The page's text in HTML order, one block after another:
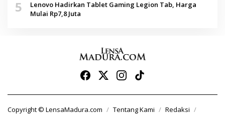
5
Lenovo Hadirkan Tablet Gaming Legion Tab, Harga
Mulai Rp7,8 Juta
Copyright © LensaMadura.com Tentang Kami
Redaksi